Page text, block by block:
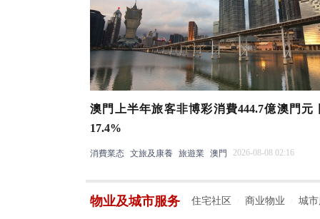
澳門上半年旅客非博彩消費444.7億澳門元
17.4%
消費業态 文旅及康養 旅遊業 澳門 2026-08-08 02:16
物业及城市服务 住宅社区 商业物业 城